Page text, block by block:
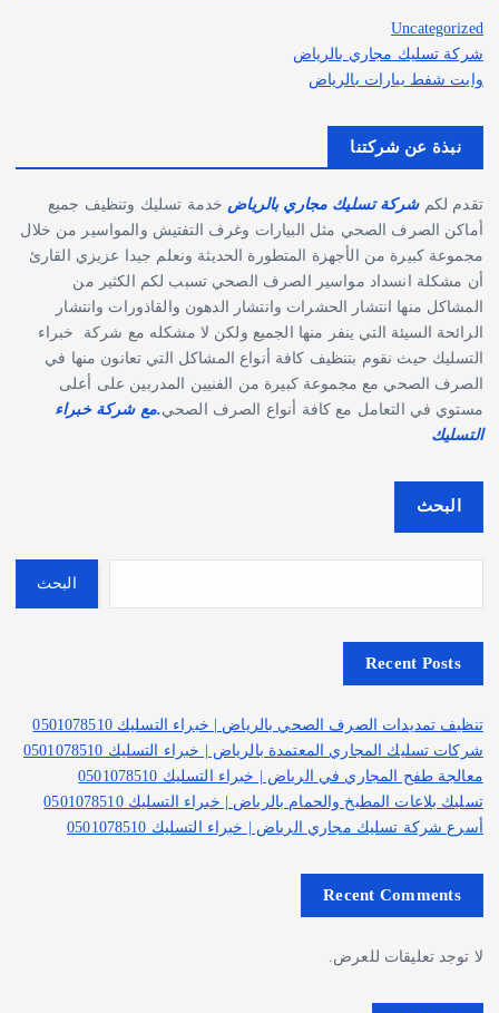
Uncategorized
شركة تسليك مجاري بالرياض
وايت شفط بيارات بالرياض
نبذة عن شركتنا
تقدم لكمشركة تسليك مجاري بالرياض خدمة تسليك وتنظيف جميع
أماكن الصرف الصحي مثل البيارات وغرف التفتيش والمواسير من خلال
مجموعة كبيرة من الأجهزة المتطورة الحديثة ونعلم جيدا عزيزي القارئ
أن مشكلة انسداد مواسير الصرف الصحي تسبب لكم الكثير من
المشاكل منها انتشار الحشرات وانتشار الدهون والقاذورات وانتشار
الرائحة السيئة التي ينفر منها الجميع ولكن لا مشكله مع شركة خبراء
التسليك حيث نقوم بتنظيف كافة أنواع المشاكل التي تعانون منها في
الصرف الصحي مع مجموعة كبيرة من الفنيين المدربين على أعلى
مستوي في التعامل مع كافة أنواع الصرف الصحي.مع شركة خبراء
التسليك
البحث
البحث
Recent Posts
تنظيف تمديدات الصرف الصحي بالرياض | خبراء التسليك 0501078510
شركات تسليك المجاري المعتمدة بالرياض | خبراء التسليك 0501078510
معالجة طفح المجاري في الرياض | خبراء التسليك 0501078510
تسليك بلاعات المطبخ والحمام بالرياض | خبراء التسليك 0501078510
أسرع شركة تسليك مجاري الرياض | خبراء التسليك 0501078510
Recent Comments
لا توجد تعليقات للعرض.